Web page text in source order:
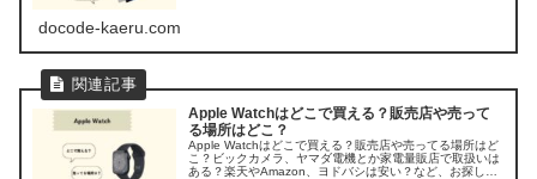
docode-kaeru.com
Apple Watchはどこで買える？販売店や売って
る場所はどこ？
Apple Watchはどこで買える？販売店や売ってる場所はど
こ？ビックカメラ、ヤマダ電機とか家電量販店で取扱いは
ある？楽天やAmazon、ヨドバシは安い？など、お探しの